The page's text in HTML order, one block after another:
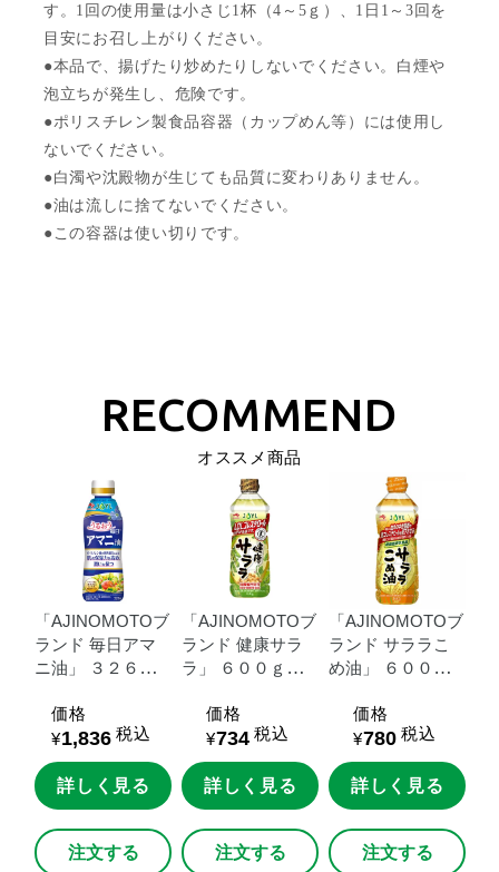
す。1回の使用量は小さじ1杯（4～5ｇ）、1日1～3回を
目安にお召し上がりください。
●本品で、揚げたり炒めたりしないでください。白煙や
泡立ちが発生し、危険です。
●ポリスチレン製食品容器（カップめん等）には使用し
ないでください。
●白濁や沈殿物が生じても品質に変わりありません。
●油は流しに捨てないでください。
●この容器は使い切りです。
オススメ商品
「AJINOMOTOブ
ランド毎日アマ
ニ油」
３２６ｇ
価格
¥1,836 税込
詳しく見る
注文する
「AJINOMOTOブ
ランド健康サラ
ラ」
６００ｇＵ
価格
¥734 税込
詳しく見る
注文する
「AJINOMOTOブ
ランドサララこ
め油」
６００ｇ
価格
¥780 税込
詳しく見る
注文する